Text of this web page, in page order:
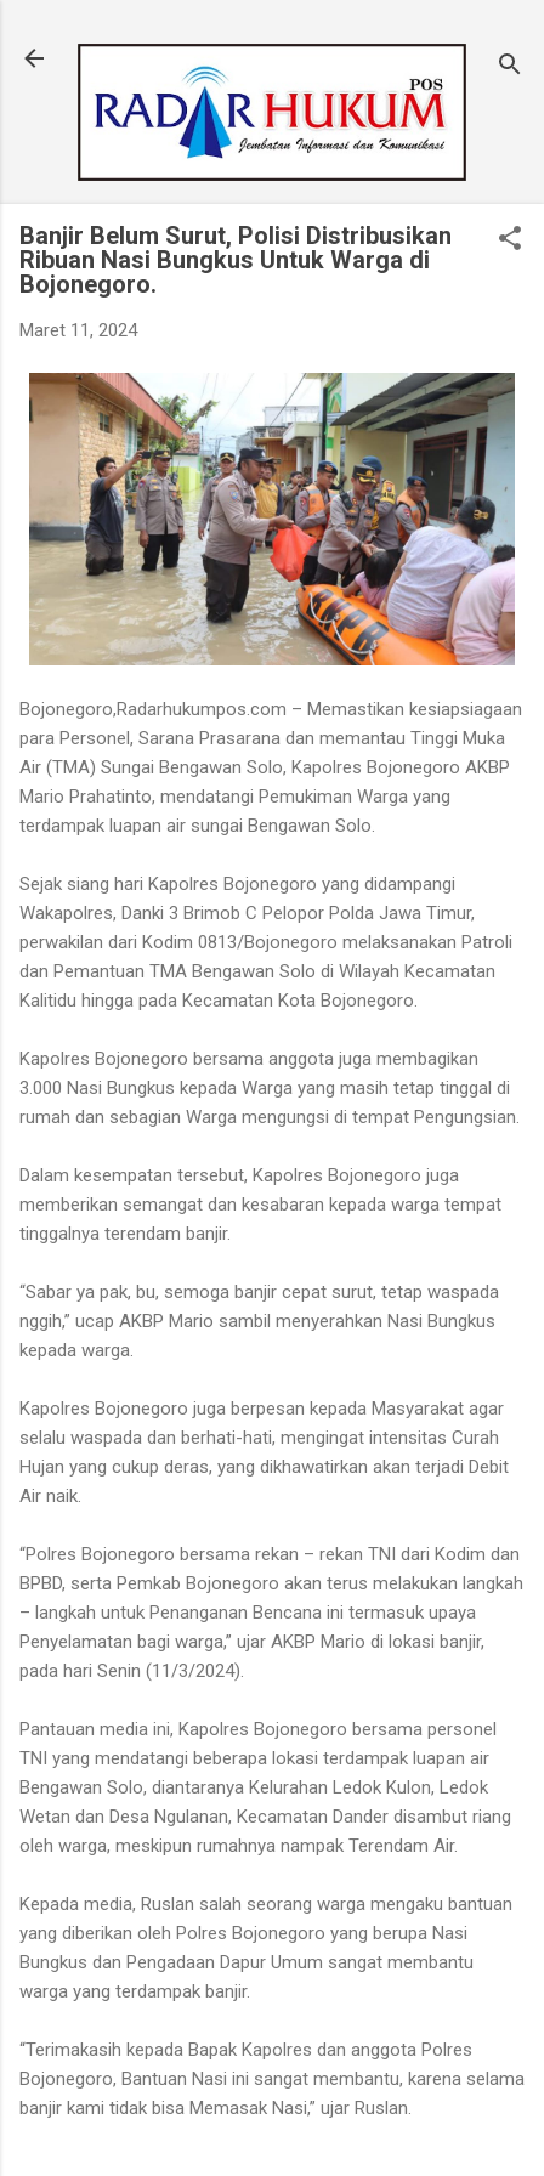
Banjir Belum Surut, Polisi Distribusikan
Ribuan Nasi Bungkus Untuk Warga di
Bojonegoro.
Maret 11, 2024
Bojonegoro,Radarhukumpos.com – Memastikan kesiapsiagaan
para Personel, Sarana Prasarana dan memantau Tinggi Muka
Air (TMA) Sungai Bengawan Solo, Kapolres Bojonegoro AKBP
Mario Prahatinto, mendatangi Pemukiman Warga yang
terdampak luapan air sungai Bengawan Solo.
Sejak siang hari Kapolres Bojonegoro yang didampangi
Wakapolres, Danki 3 Brimob C Pelopor Polda Jawa Timur,
perwakilan dari Kodim 0813/Bojonegoro melaksanakan Patroli
dan Pemantuan TMA Bengawan Solo di Wilayah Kecamatan
Kalitidu hingga pada Kecamatan Kota Bojonegoro.
Kapolres Bojonegoro bersama anggota juga membagikan
3.000 Nasi Bungkus kepada Warga yang masih tetap tinggal di
rumah dan sebagian Warga mengungsi di tempat Pengungsian.
Dalam kesempatan tersebut, Kapolres Bojonegoro juga
memberikan semangat dan kesabaran kepada warga tempat
tinggalnya terendam banjir.
“Sabar ya pak, bu, semoga banjir cepat surut, tetap waspada
nggih,” ucap AKBP Mario sambil menyerahkan Nasi Bungkus
kepada warga.
Kapolres Bojonegoro juga berpesan kepada Masyarakat agar
selalu waspada dan berhati-hati, mengingat intensitas Curah
Hujan yang cukup deras, yang dikhawatirkan akan terjadi Debit
Air naik.
“Polres Bojonegoro bersama rekan – rekan TNI dari Kodim dan
BPBD, serta Pemkab Bojonegoro akan terus melakukan langkah
– langkah untuk Penanganan Bencana ini termasuk upaya
Penyelamatan bagi warga,” ujar AKBP Mario di lokasi banjir,
pada hari Senin (11/3/2024).
Pantauan media ini, Kapolres Bojonegoro bersama personel
TNI yang mendatangi beberapa lokasi terdampak luapan air
Bengawan Solo, diantaranya Kelurahan Ledok Kulon, Ledok
Wetan dan Desa Ngulanan, Kecamatan Dander disambut riang
oleh warga, meskipun rumahnya nampak Terendam Air.
Kepada media, Ruslan salah seorang warga mengaku bantuan
yang diberikan oleh Polres Bojonegoro yang berupa Nasi
Bungkus dan Pengadaan Dapur Umum sangat membantu
warga yang terdampak banjir.
“Terimakasih kepada Bapak Kapolres dan anggota Polres
Bojonegoro, Bantuan Nasi ini sangat membantu, karena selama
banjir kami tidak bisa Memasak Nasi,” ujar Ruslan.